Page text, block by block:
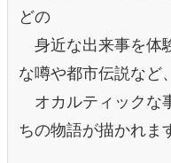
どの
身近な出来事を体
な噂や都市伝説など、
オカルティックな
ちの物語が描かれま